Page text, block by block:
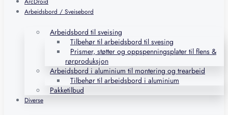
Arbeidsbord / Sveisebord
Arbeidsbord til sveising
Tilbehør til arbeidsbord til svesing
Prismer, støtter og oppspenningsplater til flens &
rørproduksjon
Arbeidsbord i aluminium til montering og trearbeid
Tilbehør til arbeidsbord i aluminium
Pakketilbud
Diverse